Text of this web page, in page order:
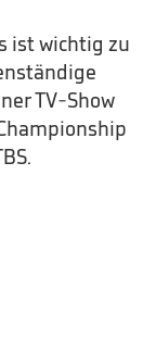
ist wichtig zu
TV-Show